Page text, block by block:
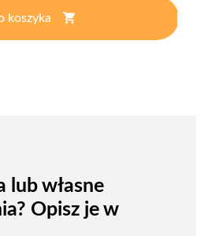
koszyka
lub własne
Opisz je w